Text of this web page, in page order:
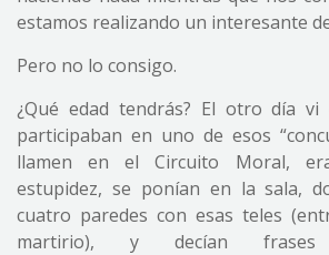
estamos realizando un interesante
Pero no lo consigo.
¿Qué edad tendrás? El otro día vi
participaban en uno de esos
llamen en el Circuito Moral,
estupidez, se ponían en la sala,
cuatro paredes con esas teles
martirio), y decían frases